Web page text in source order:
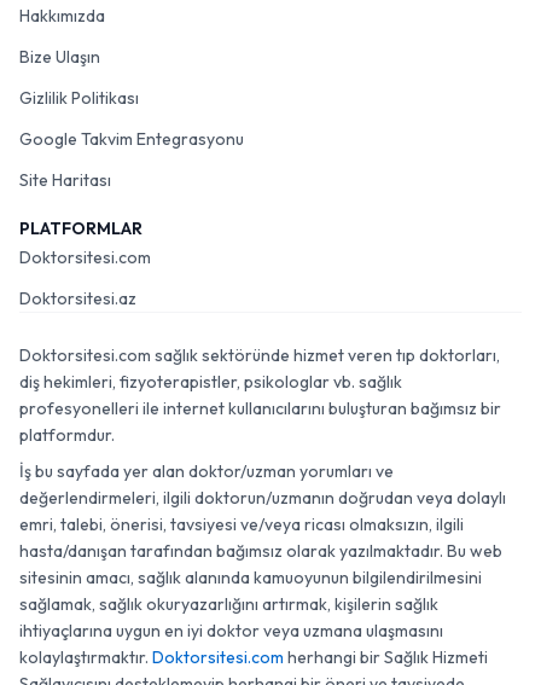
Hakkımızda
Bize Ulaşın
Gizlilik Politikası
Google Takvim Entegrasyonu
Site Haritası
PLATFORMLAR
Doktorsitesi.com
Doktorsitesi.az
Doktorsitesi.com sağlık sektöründe hizmet veren tıp doktorları,
diş hekimleri, fizyoterapistler, psikologlar vb. sağlık
profesyonelleri ile internet kullanıcılarını buluşturan bağımsız bir
platformdur.
İş bu sayfada yer alan doktor/uzman yorumları ve
değerlendirmeleri, ilgili doktorun/uzmanın doğrudan veya dolaylı
emri, talebi, önerisi, tavsiyesi ve/veya ricası olmaksızın, ilgili
hasta/danışan tarafından bağımsız olarak yazılmaktadır. Bu web
sitesinin amacı, sağlık alanında kamuoyunun bilgilendirilmesini
sağlamak, sağlık okuryazarlığını artırmak, kişilerin sağlık
ihtiyaçlarına uygun en iyi doktor veya uzmana ulaşmasını
kolaylaştırmaktır. Doktorsitesi.com herhangi bir Sağlık Hizmeti